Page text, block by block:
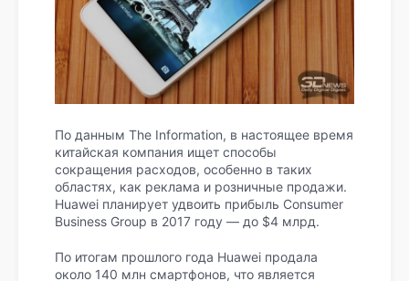
По данным The Information, в настоящее время
китайская компания ищет способы
сокращения расходов, особенно в таких
областях, как реклама и розничные продажи.
Huawei планирует удвоить прибыль Consumer
Business Group в 2017 году — до $4 млрд.
По итогам прошлого года Huawei продала
около 140 млн смартфонов, что является